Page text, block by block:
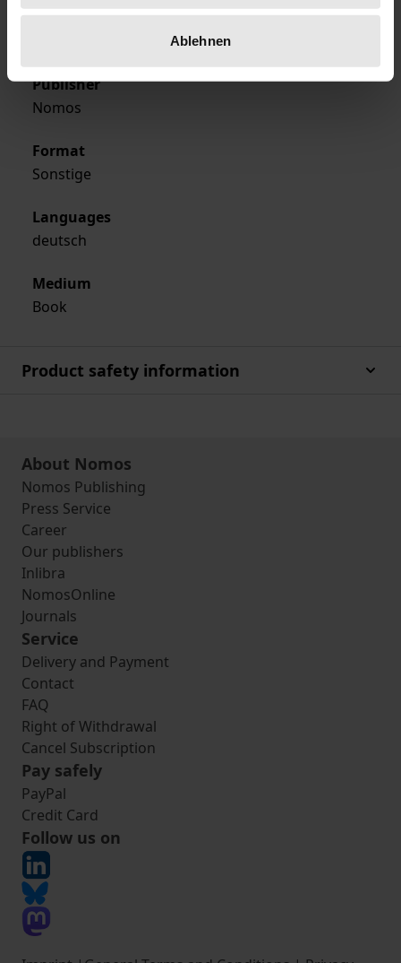
Ablehnen
Year of Publication
Publisher
Nomos
Format
Sonstige
Languages
deutsch
Medium
Book
Product safety information
About Nomos
Nomos Publishing
Press Service
Career
Our publishers
Inlibra
NomosOnline
Journals
Service
Delivery and Payment
Contact
FAQ
Right of Withdrawal
Cancel Subscription
Pay safely
PayPal
Credit Card
Follow us on